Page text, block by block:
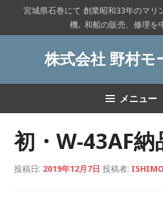
テ
宮城県石巻にて 創業昭和33年のマリ
機､ 和船の販売、修理を
株式会社 野村モ
メニュー
初・W-43AF納
投稿日: 2019年12月7日 投稿者: